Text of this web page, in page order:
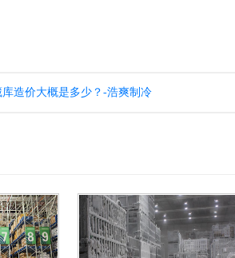
造价大概是多少？-浩爽制冷